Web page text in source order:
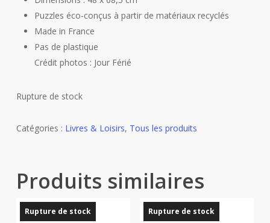
Puzzles éco-conçus à partir de matériaux recyclés
Made in France
Pas de plastique
Crédit photos : Jour Férié
Rupture de stock
Catégories : Livres & Loisirs, Tous les produits
Produits similaires
Rupture de stock Rupture de stock